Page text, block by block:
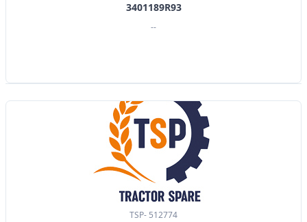
3401189R93
--
TSP- 512774